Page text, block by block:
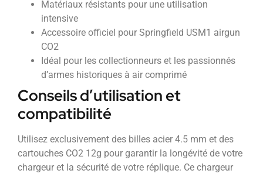
Matériaux résistants pour une utilisation
intensive
Accessoire officiel pour Springfield USM1 airgun
CO2
Idéal pour les collectionneurs et les passionnés
d’armes historiques à air comprimé
Conseils d’utilisation et
compatibilité
Utilisez exclusivement des billes acier 4.5 mm et des
cartouches CO2 12g pour garantir la longévité de votre
chargeur et la sécurité de votre réplique. Ce chargeur